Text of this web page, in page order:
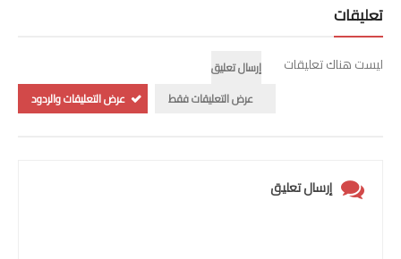
تعليقات
ليست هناك تعليقات
إرسال تعليق
عرض التعليقات فقط
عرض التعليقات والردود
إرسال تعليق